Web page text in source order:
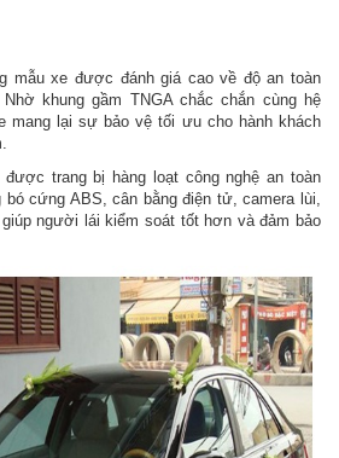
mẫu xe được đánh giá cao về độ an toàn
khung gầm TNGA chắc chắn cùng hệ
mang lại sự bảo vệ tối ưu cho hành khách
trang bị hàng loạt công nghệ an toàn
cứng ABS, cân bằng điện tử, camera lùi,
người lái kiểm soát tốt hơn và đảm bảo